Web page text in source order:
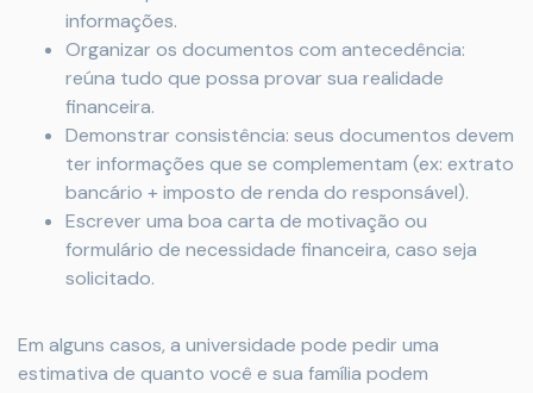
informações.
Organizar os documentos com antecedência:
reúna tudo que possa provar sua realidade
financeira.
Demonstrar consistência: seus documentos devem
ter informações que se complementam (ex: extrato
bancário + imposto de renda do responsável).
Escrever uma boa carta de motivação ou
formulário de necessidade financeira, caso seja
solicitado.
Em alguns casos, a universidade pode pedir uma
estimativa de quanto você e sua família podem